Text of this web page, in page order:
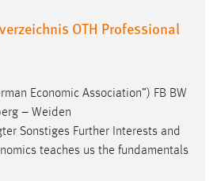
OTH Professional
Economic Association”) FB BW
– Weiden
Sonstiges Further Interests and
teaches us the fundamentals
= Sitzungslaufzeit, mibew_locale = 3
= 1 Jahr